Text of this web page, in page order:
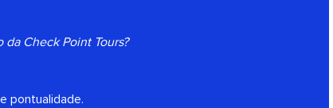
Check Point Tours?
pontualidade.